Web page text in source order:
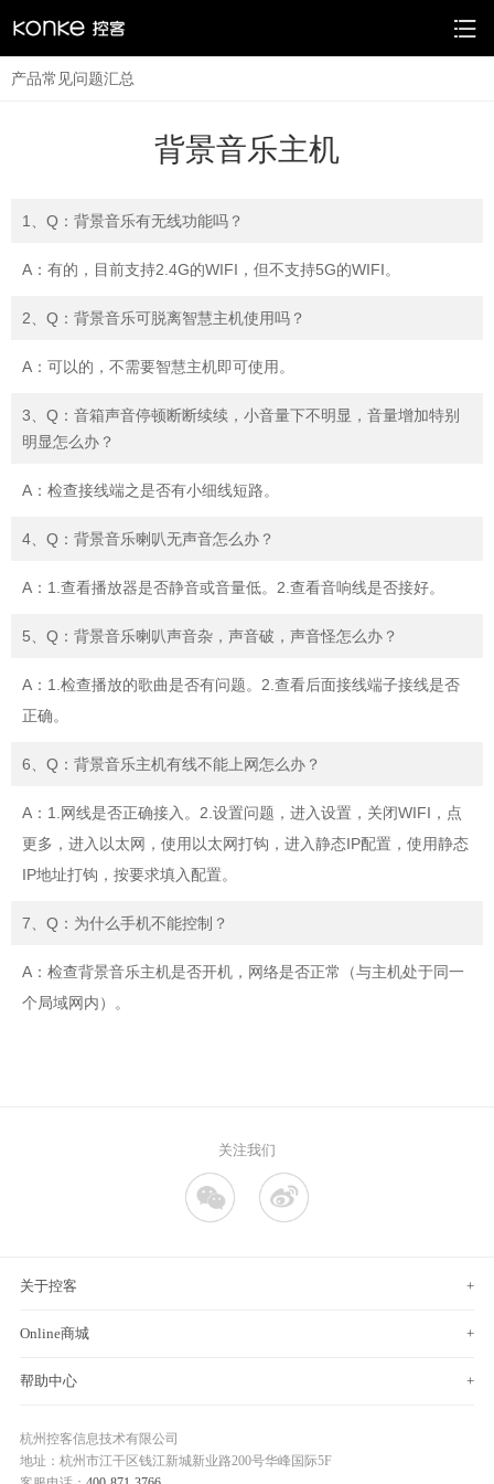
产品常见问题汇总
背景音乐主机
1、Q：背景音乐有无线功能吗？
A：有的，目前支持2.4G的WIFI，但不支持5G的WIFI。
2、Q：背景音乐可脱离智慧主机使用吗？
A：可以的，不需要智慧主机即可使用。
3、Q：音箱声音停顿断断续续，小音量下不明显，音量增加特别
明显怎么办？
A：检查接线端之是否有小细线短路。
4、Q：背景音乐喇叭无声音怎么办？
A：1.查看播放器是否静音或音量低。2.查看音响线是否接好。
5、Q：背景音乐喇叭声音杂，声音破，声音怪怎么办？
A：1.检查播放的歌曲是否有问题。2.查看后面接线端子接线是否
正确。
6、Q：背景音乐主机有线不能上网怎么办？
A：1.网线是否正确接入。2.设置问题，进入设置，关闭WIFI，点
更多，进入以太网，使用以太网打钩，进入静态IP配置，使用静态
IP地址打钩，按要求填入配置。
7、Q：为什么手机不能控制？
A：检查背景音乐主机是否开机，网络是否正常（与主机处于同一
个局域网内）。
关注我们
+
关于控客
+
Online商城
+
帮助中心
杭州控客信息技术有限公司
地址：杭州市江干区钱江新城新业路200号华峰国际5F